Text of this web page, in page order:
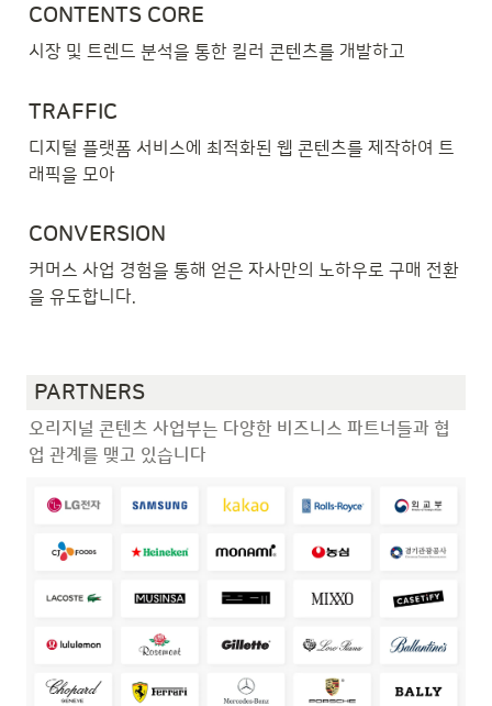
CONTENTS CORE
시장 및 트렌드 분석을 통한 킬러 콘텐츠를 개발하고
TRAFFIC
디지털 플랫폼 서비스에 최적화된 웹 콘텐츠를 제작하여 트
래픽을 모아
CONVERSION
커머스 사업 경험을 통해 얻은 자사만의 노하우로 구매 전환
을 유도합니다.
PARTNERS
오리지널 콘텐츠 사업부는 다양한 비즈니스 파트너들과 협
업 관계를 맺고 있습니다